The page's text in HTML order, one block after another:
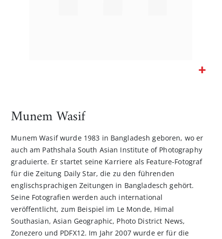
Bildgalerie
Munem Wasif
Munem Wasif wurde 1983 in Bangladesh geboren, wo er
auch am Pathshala South Asian Institute of Photography
graduierte. Er startet seine Karriere als Feature-Fotograf
für die Zeitung Daily Star, die zu den führenden
englischsprachigen Zeitungen in Bangladesch gehört.
Seine Fotografien werden auch international
veröffentlicht, zum Beispiel im Le Monde, Himal
Southasian, Asian Geographic, Photo District News,
Zonezero und PDFX12. Im Jahr 2007 wurde er für die